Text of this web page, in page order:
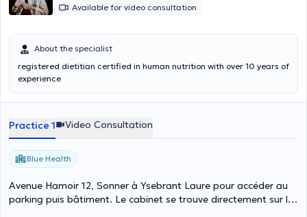
Available for video consultation
About the specialist
registered dietitian certified in human nutrition with over 10 years of
experience
Practice 1 Video Consultation
Blue Health
Avenue Hamoir 12, Sonner à Ysebrant Laure pour accéder au
parking puis bâtiment. Le cabinet se trouve directement sur la